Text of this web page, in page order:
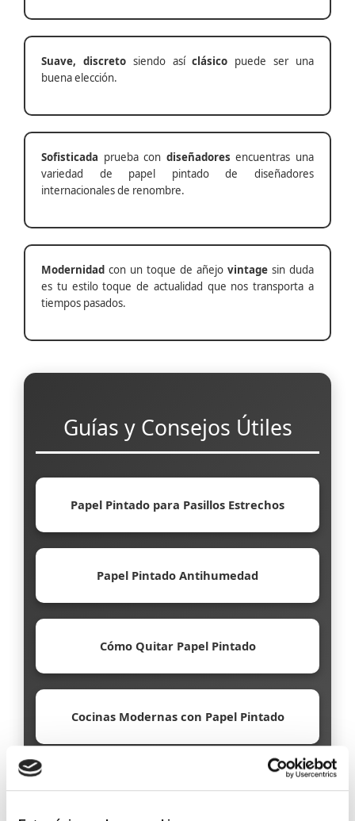
Suave, discretosiendo asíclásico puede ser una
buena elección.
Sofisticada prueba con diseñadores encuentras una
variedad de papel pintado de diseñadores
internacionales de renombre.
Modernidad con un toque de añejo vintage sin duda
es tu estilo toque de actualidad que nos transporta a
tiempos pasados.
Guías y Consejos Útiles
Papel Pintado para Pasillos Estrechos
Papel Pintado Antihumedad
Cómo Quitar Papel Pintado
Cocinas Modernas con Papel Pintado
Papel Pintado Ecológico